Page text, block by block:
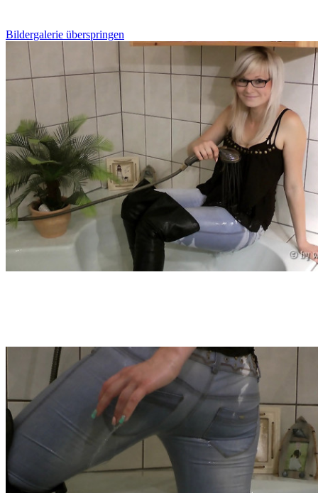
Bildergalerie überspringen